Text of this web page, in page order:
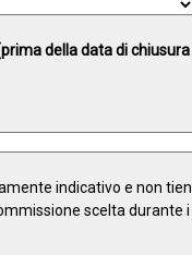
della data di
indicativo e non
scelta durante i